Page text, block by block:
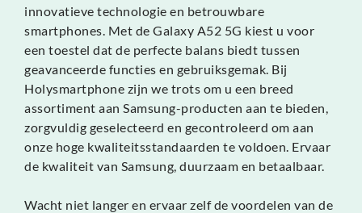
innovatieve technologie en betrouwbare
smartphones. Met de Galaxy A52 5G kiest u voor
een toestel dat de perfecte balans biedt tussen
geavanceerde functies en gebruiksgemak. Bij
Holysmartphone zijn we trots om u een breed
assortiment aan Samsung-producten aan te bieden,
zorgvuldig geselecteerd en gecontroleerd om aan
onze hoge kwaliteitsstandaarden te voldoen. Ervaar
de kwaliteit van Samsung, duurzaam en betaalbaar.
Wacht niet langer en ervaar zelf de voordelen van de